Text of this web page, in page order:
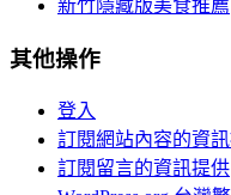
新竹隱藏版美食推薦
其他操作
登入
訂閱網站內容的資
訂閱留言的資訊提供